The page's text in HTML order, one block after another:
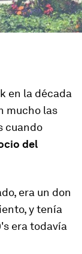
en la década
mucho las
cuando
del
era un don
y tenía
era todavía